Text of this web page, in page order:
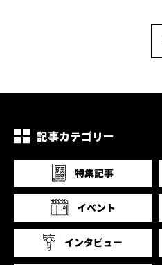
記事カテゴリー
特集記事
イベント
インタビュー